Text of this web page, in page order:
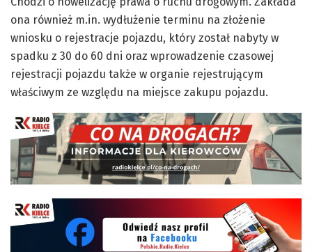
ona również m.in. wydłużenie terminu na złożenie
wniosku o rejestracje pojazdu, który został nabyty w
spadku z 30 do 60 dni oraz wprowadzenie czasowej
rejestracji pojazdu także w organie rejestrującym
właściwym ze względu na miejsce zakupu pojazdu.